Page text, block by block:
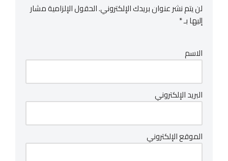
لن يتم نشر عنوان بريدك الإلكتروني.الحقول الإلزامية مشار
إليها بـ*
الاسم
البريد الإلكتروني
الموقع الإلكتروني